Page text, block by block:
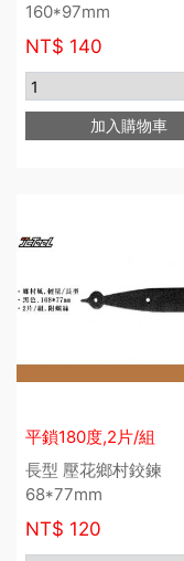
160*97mm
NT$ 140
加入購物車
平鎖180度,2片/組
長型 壓花鄉村鉸鍊
68*77mm
NT$ 120